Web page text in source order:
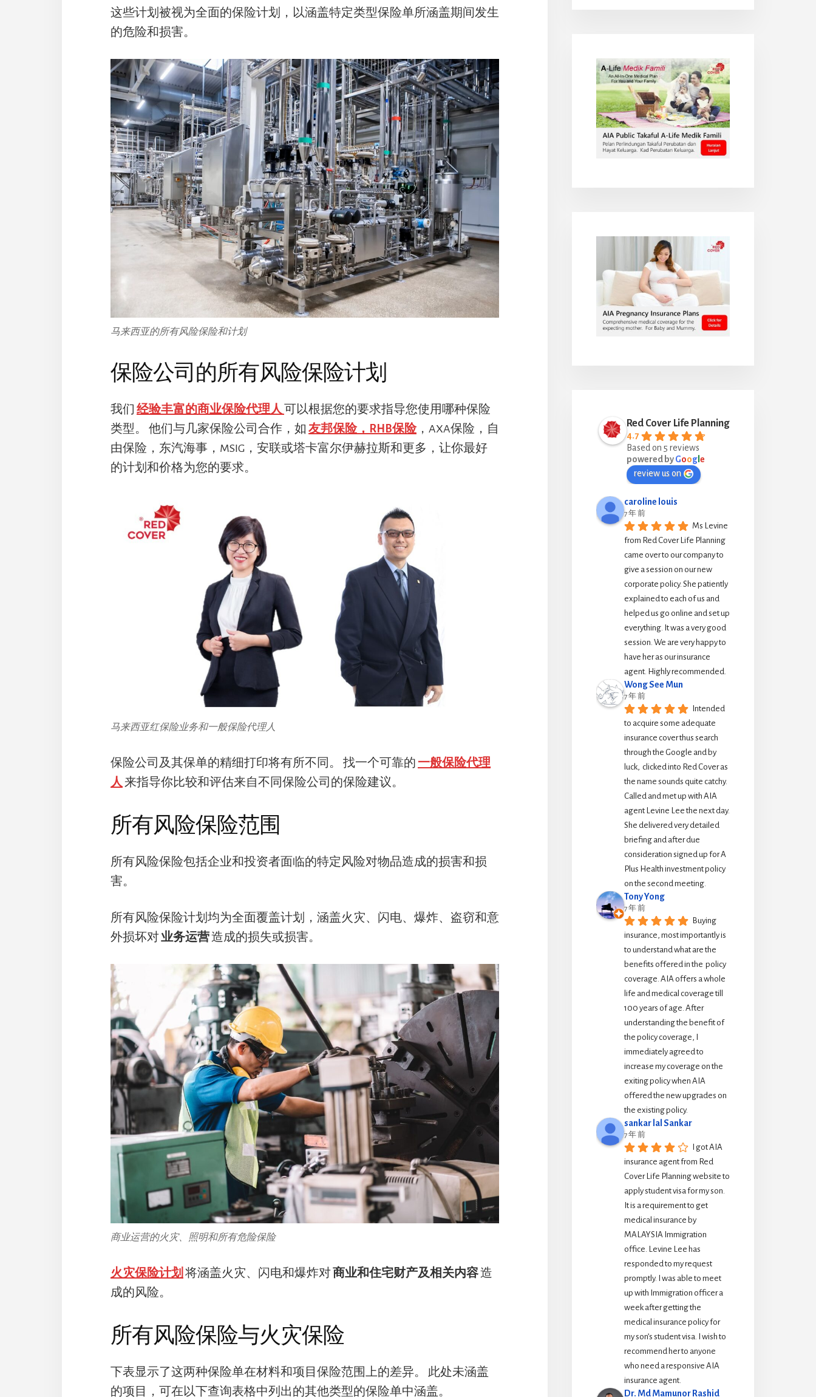
这些计划被视为全面的保险计划，以涵盖特定类型保险单所涵盖期间发生
的危险和损害。
马来西亚的所有风险保险和计划
保险公司的所有风险保险计划
我们 经验丰富的商业保险代理人 可以根据您的要求指导您使用哪种保险
类型。 他们与几家保险公司合作，如 友邦保险，RHB保险，AXA保险，自
由保险，东汽海事，MSIG，安联或塔卡富尔伊赫拉斯和更多，让你最好
的计划和价格为您的要求。
马来西亚红保险业务和一般保险代理人
保险公司及其保单的精细打印将有所不同。 找一个可靠的 一般保险代理
人 来指导你比较和评估来自不同保险公司的保险建议。
所有风险保险范围
所有风险保险包括企业和投资者面临的特定风险对物品造成的损害和损
害。
所有风险保险计划均为全面覆盖计划，涵盖火灾、闪电、爆炸、盗窃和意
外损坏对 业务运营造成的损失或损害。
商业运营的火灾、照明和所有危险保险
火灾保险计划 将涵盖火灾、闪电和爆炸对商业和住宅财产及相关内容造
成的风险。
所有风险保险与火灾保险
下表显示了这两种保险单在材料和项目保险范围上的差异。 此处未涵盖
的项目，可在以下查询表格中列出的其他类型的保险单中涵盖。
Red Cover Life Planning
4.7
Based on 5 reviews
powered byGoog e
review us on
caroline louis
7 年 前
Ms Levine
from Red Cover Life Planning
came over to our company to
give a session on our new
corporate policy. She patiently
explained to each of us and
helped us go online and set up
everything. It was a very good
session. We are very happy to
have her as our insurance
agent. Highly recommended.
Wong See Mun
7 年 前
Intended
to acquire some adequate
insurance cover thus search
through the Google and by
luck,  clicked into Red Cover as
the name sounds quite catchy.
Called and met up with AIA
agent Levine Lee the next day.
She delivered very detailed
briefing and after due
consideration signed up for A
Plus Health investment policy
on the second meeting.
Tony Yong
7 年 前
Buying
insurance, most importantly is
to understand what are the
benefits offered in the  policy
coverage. AIA offers a whole
life and medical coverage till
100 years of age. After
understanding the benefit of
the policy coverage, I
immediately agreed to
increase my coverage on the
exiting policy when AIA
offered the new upgrades on
the existing policy.
sankar lal Sankar
7 年 前
I got AIA
insurance agent from Red
Cover Life Planning website to
apply student visa for my son.
It is a requirement to get
medical insurance by
MALAYSIA Immigration
office. Levine Lee has
responded to my request
promptly. I was able to meet
up with Immigration officer a
week after getting the
medical insurance policy for
my son’s student visa. I wish to
recommend her to anyone
who need a responsive AIA
insurance agent.
Dr. Md Mamunor Rashid